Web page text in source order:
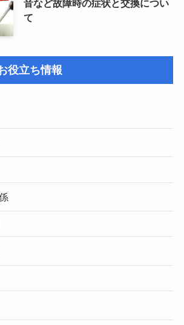
音など故障時の症状と交換につい
て
役立ち情報